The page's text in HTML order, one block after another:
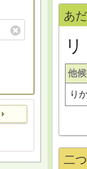
あ
他
り
二